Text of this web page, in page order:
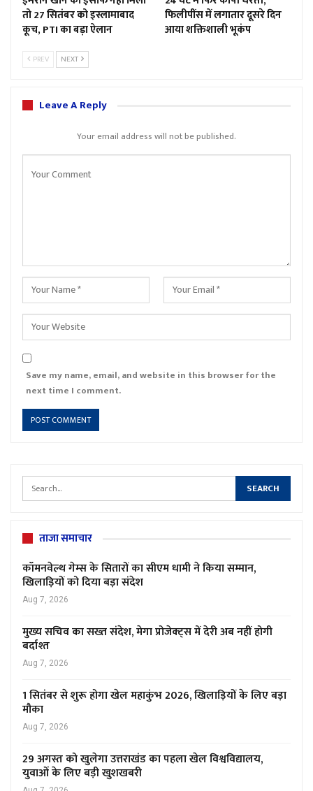
तो 27 सितंबर को इस्लामाबाद
कूच, PTI का बड़ा ऐलान
फिलीपींस में लगातार दूसरे दिन
आया शक्तिशाली भूकंप
PREV NEXT
Leave A Reply
Your email address will not be published.
Save my name, email, and website in this browser for the
next time I comment.
ताजा समाचार
कॉमनवेल्थ गेम्स के सितारों का सीएम धामी ने किया सम्मान,
खिलाड़ियों को दिया बड़ा संदेश
Aug 7, 2026
मुख्य सचिव का सख्त संदेश, मेगा प्रोजेक्ट्स में देरी अब नहीं होगी
बर्दाश्त
Aug 7, 2026
1 सितंबर से शुरू होगा खेल महाकुंभ 2026, खिलाड़ियों के लिए बड़ा
मौका
Aug 7, 2026
29 अगस्त को खुलेगा उत्तराखंड का पहला खेल विश्वविद्यालय,
युवाओं के लिए बड़ी खुशखबरी